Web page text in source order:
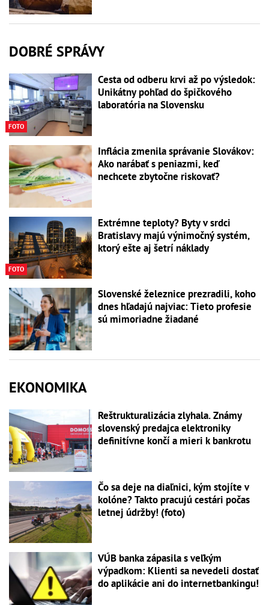
DOBRÉ SPRÁVY
FOTO
Cesta od odberu krvi až po výsledok:
Unikátny pohľad do špičkového
laboratória na Slovensku
Inflácia zmenila správanie Slovákov:
Ako narábať s peniazmi, keď
nechcete zbytočne riskovať?
FOTO
Extrémne teploty? Byty v srdci
Bratislavy majú výnimočný systém,
ktorý ešte aj šetrí náklady
Slovenské železnice prezradili, koho
dnes hľadajú najviac: Tieto profesie
sú mimoriadne žiadané
EKONOMIKA
Reštrukturalizácia zlyhala. Známy
slovenský predajca elektroniky
definitívne končí a mieri k bankrotu
Čo sa deje na diaľnici, kým stojíte v
kolóne? Takto pracujú cestári počas
letnej údržby! (foto)
VÚB banka zápasila s veľkým
výpadkom: Klienti sa nevedeli dostať
do aplikácie ani do internetbankingu!